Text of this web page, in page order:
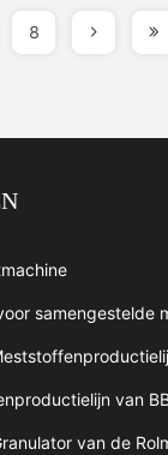
8
samengestelde
van
van de